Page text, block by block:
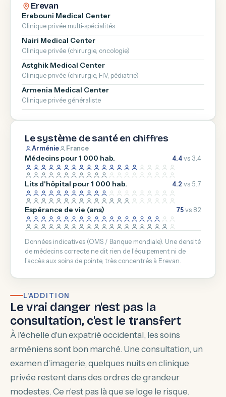
Erevan
Erebouni Medical Center
Clinique privée multi-spécialités
Nairi Medical Center
Clinique privée (chirurgie, oncologie)
Astghik Medical Center
Clinique privée (chirurgie, FIV, pédiatrie)
Armenia Medical Center
Clinique privée généraliste
Le système de santé en chiffres
Arménie France
Médecins pour 1 000 hab. 4.4vs 3.4
Lits d'hôpital pour 1 000 hab. 4.2 vs 5.7
Espérance de vie (ans) 75vs 82
Données indicatives (OMS / Banque mondiale). Une densité
de médecins correcte ne dit rien de l'équipement ni de
l'accès aux soins de pointe, très concentrés à Erevan.
L'ADDITION
Le vrai danger n'est pas la
consultation, c'est le transfert
À l'échelle d'un expatrié occidental, les soins
arméniens sont bon marché. Une consultation, un
examen d'imagerie, quelques nuits en clinique
privée restent dans des ordres de grandeur
modestes. Ce n'est pas là que se loge le risque.